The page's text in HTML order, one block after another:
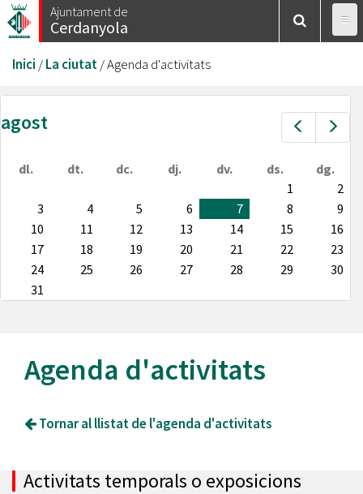
Vés
al
Ajuntament de
Cerdanyola
Esteu
aquí
Inici /La ciutat/Agenda d'activitats
Prev
agost
dl. dt. dc. dj. dv. ds.
dg.
1
2
3
4 5 6 7 8
9
10
11 12 13 14 15
16
17
18 19 20 21 22
23
24
25 26 27 28 29
30
31
Agenda d'activitats
Tornar al llistat de l'agenda d'activitats
Activitats temporals o exposicions